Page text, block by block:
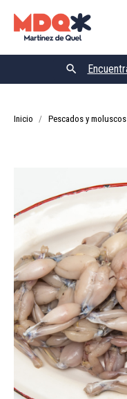

Inicio Pescados y moluscos